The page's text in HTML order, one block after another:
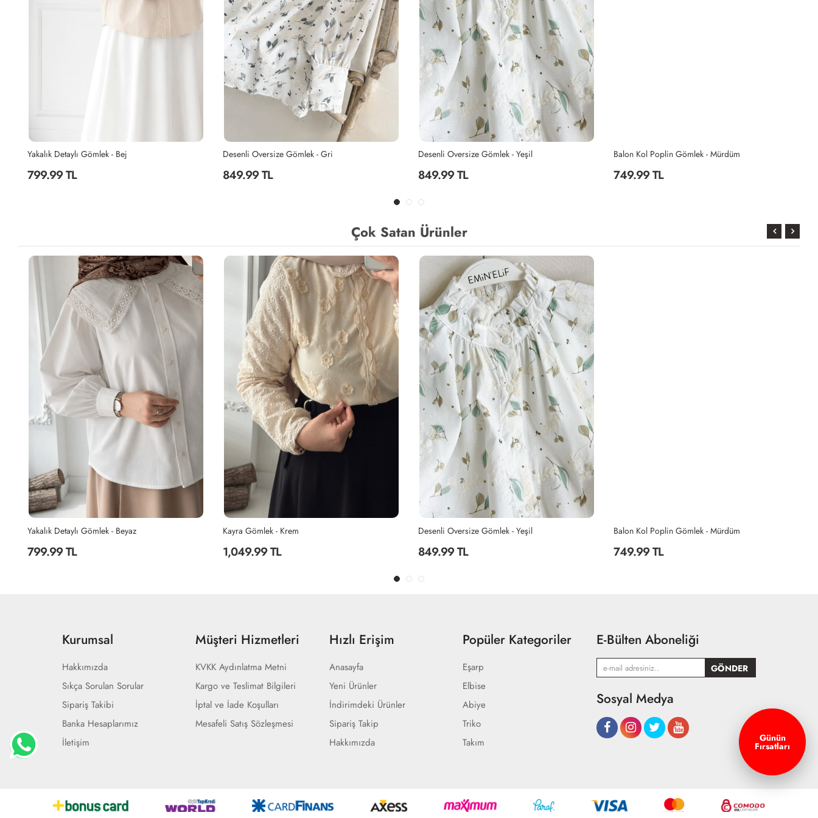
Yakalık Detaylı Gömlek - Bej
799.99 TL
Desenli Oversize Gömlek - Gri
849.99 TL
Desenli Oversize Gömlek - Yeşil
849.99 TL
Balon Kol Poplin Gömlek - Mürdüm
749.99 TL
Çok Satan Ürünler
Yakalık Detaylı Gömlek - Beyaz
799.99 TL
Kayra Gömlek - Krem
1,049.99 TL
Desenli Oversize Gömlek - Yeşil
849.99 TL
Balon Kol Poplin Gömlek - Mürdüm
749.99 TL
Kurumsal
Hakkımızda
Sıkça Sorulan Sorular
Sipariş Takibi
Banka Hesaplarımız
İletişim
Müşteri Hizmetleri
KVKK Aydınlatma Metni
Kargo ve Teslimat Bilgileri
İptal ve İade Koşulları
Mesafeli Satış Sözleşmesi
Hızlı Erişim
Anasayfa
Yeni Ürünler
İndirimdeki Ürünler
Sipariş Takip
Hakkımızda
Popüler Kategoriler
Eşarp
Elbise
Abiye
Triko
Takım
E-Bülten Aboneliği
Sosyal Medya
Günün
Fırsatları